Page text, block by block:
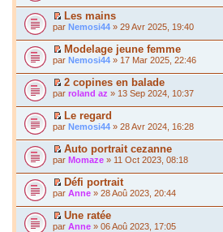
Les mains
par Nemosi44 » 29 Avr 2025, 19:40
Modelage jeune femme
par Nemosi44 » 17 Mar 2025, 22:46
2 copines en balade
par roland az » 13 Sep 2024, 10:37
Le regard
par Nemosi44 » 28 Avr 2024, 16:28
Auto portrait cezanne
par Momaze » 11 Oct 2023, 08:18
Défi portrait
par Anne » 28 Aoû 2023, 20:44
Une ratée
par Anne » 06 Aoû 2023, 17:05